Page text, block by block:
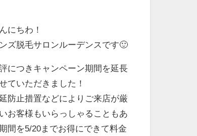
にちわ！
ズ脱毛サロンルーデンスです🙂
につきキャンペーン期間を延長
ていただきました！
防止措置などによりご来店が厳
お客様もいらっしゃることもあ
間を5/20までお得にできて料金